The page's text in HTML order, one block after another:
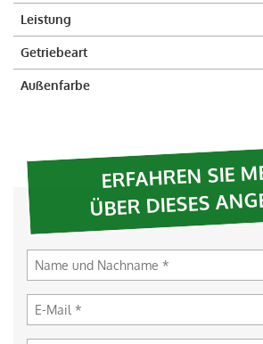
Leistung
Getriebeart
Außenfarbe
ERFAHREN SIE
ÜBER DIESES